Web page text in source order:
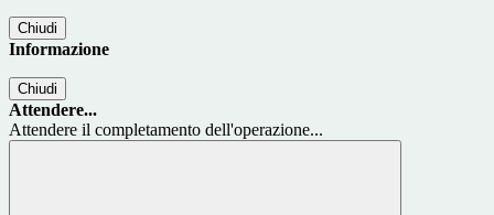
Chiudi
Informazione
Chiudi
Attendere...
Attendere il completamento dell'operazione...